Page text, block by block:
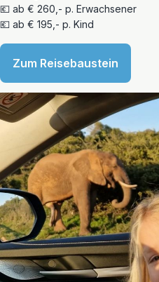
💶 ab € 260,- p. Erwachsener
💶 ab € 195,- p. Kind
Zum Reisebaustein